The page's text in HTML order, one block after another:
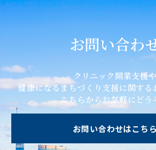
お問い合わ
クリニック開業支援や
健康になるまちづくり支援に関する
こちらからお気軽にどう
お問い合わせはこちら